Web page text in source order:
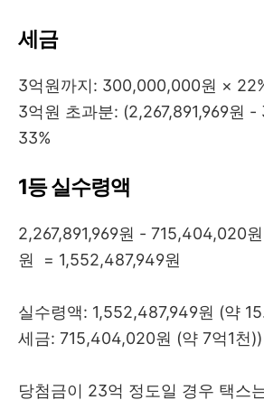
세금
3억원까지: 300,000,000원 ×
3억원 초과분: (2,267,891,969원
33%
1등 실수령액
2,267,891,969원 - 715,404,020
원 = 1,552,487,949원
실수령액: 1,552,487,949원 (약
세금: 715,404,020원 (약 7억1천))
당첨금이 23억 정도일 경우 택스